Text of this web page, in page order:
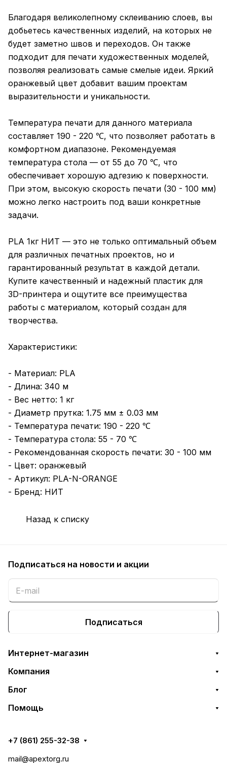
Благодаря великолепному склеиванию слоев, вы
добьетесь качественных изделий, на которых не
будет заметно швов и переходов. Он также
подходит для печати художественных моделей,
позволяя реализовать самые смелые идеи. Яркий
оранжевый цвет добавит вашим проектам
выразительности и уникальности.
Температура печати для данного материала
составляет 190 - 220 ℃, что позволяет работать в
комфортном диапазоне. Рекомендуемая
температура стола — от 55 до 70 ℃, что
обеспечивает хорошую адгезию к поверхности.
При этом, высокую скорость печати (30 - 100 мм)
можно легко настроить под ваши конкретные
задачи.
PLA 1кг НИТ — это не только оптимальный объем
для различных печатных проектов, но и
гарантированный результат в каждой детали.
Купите качественный и надежный пластик для
3D-принтера и ощутите все преимущества
работы с материалом, который создан для
творчества.
Характеристики:
- Материал: PLA
- Длина: 340 м
- Вес нетто: 1 кг
- Диаметр прутка: 1.75 мм ± 0.03 мм
- Температура печати: 190 - 220 ℃
- Температура стола: 55 - 70 ℃
- Рекомендованная скорость печати: 30 - 100 мм
- Цвет: оранжевый
- Артикул: PLA-N-ORANGE
- Бренд: НИТ
Назад к списку
Подписаться на новости и акции
Подписаться
Интернет-магазин
Компания
Блог
Помощь
+7 (861) 255-32-38
mail@apextorg.ru